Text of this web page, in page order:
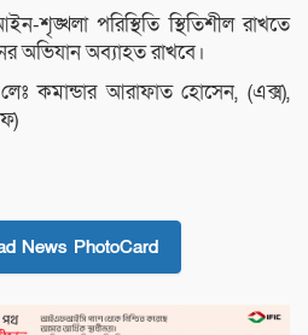
পরিস্থিতি স্থিতিশীল রাখতে
অভিযান অব্যাহত রাখবে।
লেঃ কমান্ডার আরাফাত হোসেন, (এক্স),
News PhotoCard